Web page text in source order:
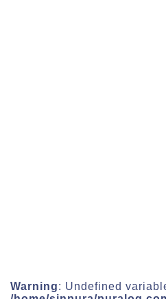
Warning: Undefined